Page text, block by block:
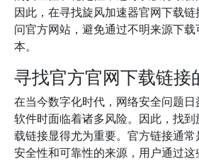
因此，在寻找旋风加速器官网下载
问官方网站，避免通过不明来源下
本。
寻找官方官网下载链接
在当今数字化时代，网络安全问题
软件时面临着诸多风险。因此，找
载链接显得尤为重要。官方链接通
安全性和可靠性的来源，用户通过